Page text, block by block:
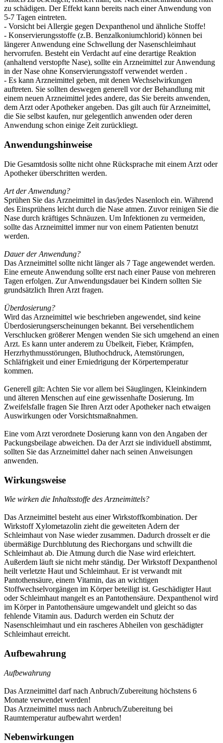
zu schädigen. Der Effekt kann bereits nach einer Anwendung von
5-7 Tagen eintreten.
- Vorsicht bei Allergie gegen Dexpanthenol und ähnliche Stoffe!
- Konservierungsstoffe (z.B. Benzalkoniumchlorid) können bei
längerer Anwendung eine Schwellung der Nasenschleimhaut
hervorrufen. Besteht ein Verdacht auf eine derartige Reaktion
(anhaltend verstopfte Nase), sollte ein Arzneimittel zur Anwendung
in der Nase ohne Konservierungsstoff verwendet werden .
- Es kann Arzneimittel geben, mit denen Wechselwirkungen
auftreten. Sie sollten deswegen generell vor der Behandlung mit
einem neuen Arzneimittel jedes andere, das Sie bereits anwenden,
dem Arzt oder Apotheker angeben. Das gilt auch für Arzneimittel,
die Sie selbst kaufen, nur gelegentlich anwenden oder deren
Anwendung schon einige Zeit zurückliegt.
Anwendungshinweise
Die Gesamtdosis sollte nicht ohne Rücksprache mit einem Arzt oder
Apotheker überschritten werden.
Art der Anwendung?
Sprühen Sie das Arzneimittel in das/jedes Nasenloch ein. Während
des Einsprühens leicht durch die Nase atmen. Zuvor reinigen Sie die
Nase durch kräftiges Schnäuzen. Um Infektionen zu vermeiden,
sollte das Arzneimittel immer nur von einem Patienten benutzt
werden.
Dauer der Anwendung?
Das Arzneimittel sollte nicht länger als 7 Tage angewendet werden.
Eine erneute Anwendung sollte erst nach einer Pause von mehreren
Tagen erfolgen. Zur Anwendungsdauer bei Kindern sollten Sie
grundsätzlich Ihren Arzt fragen.
Überdosierung?
Wird das Arzneimittel wie beschrieben angewendet, sind keine
Überdosierungserscheinungen bekannt. Bei versehentlichem
Verschlucken größerer Mengen wenden Sie sich umgehend an einen
Arzt. Es kann unter anderem zu Übelkeit, Fieber, Krämpfen,
Herzrhythmusstörungen, Bluthochdruck, Atemstörungen,
Schläfrigkeit und einer Erniedrigung der Körpertemperatur
kommen.
Generell gilt: Achten Sie vor allem bei Säuglingen, Kleinkindern
und älteren Menschen auf eine gewissenhafte Dosierung. Im
Zweifelsfalle fragen Sie Ihren Arzt oder Apotheker nach etwaigen
Auswirkungen oder Vorsichtsmaßnahmen.
Eine vom Arzt verordnete Dosierung kann von den Angaben der
Packungsbeilage abweichen. Da der Arzt sie individuell abstimmt,
sollten Sie das Arzneimittel daher nach seinen Anweisungen
anwenden.
Wirkungsweise
Wie wirken die Inhaltsstoffe des Arzneimittels?
Das Arzneimittel besteht aus einer Wirkstoffkombination. Der
Wirkstoff Xylometazolin zieht die geweiteten Adern der
Schleimhaut von Nase wieder zusammen. Dadurch drosselt er die
übermäßige Durchblutung des Riechorgans und schwillt die
Schleimhaut ab. Die Atmung durch die Nase wird erleichtert.
Außerdem läuft sie nicht mehr ständig. Der Wirkstoff Dexpanthenol
heilt verletzte Haut und Schleimhaut. Er ist verwandt mit
Pantothensäure, einem Vitamin, das an wichtigen
Stoffwechselvorgängen im Körper beteiligt ist. Geschädigter Haut
oder Schleimhaut mangelt es an Pantothensäure. Dexpanthenol wird
im Körper in Pantothensäure umgewandelt und gleicht so das
fehlende Vitamin aus. Dadurch werden ein Schutz der
Nasenschleimhaut und ein rascheres Abheilen von geschädigter
Schleimhaut erreicht.
Aufbewahrung
Aufbewahrung
Das Arzneimittel darf nach Anbruch/Zubereitung höchstens 6
Monate verwendet werden!
Das Arzneimittel muss nach Anbruch/Zubereitung bei
Raumtemperatur aufbewahrt werden!
Nebenwirkungen